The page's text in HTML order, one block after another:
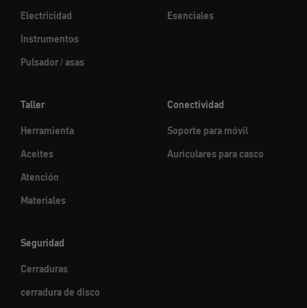
Electricidad
Instrumentos
Pulsador / asas
Esenciales
Taller
Herramienta
Aceites
Atención
Materiales
Conectividad
Soporte para móvil
Auriculares para casco
Seguridad
Cerraduras
cerradura de disco